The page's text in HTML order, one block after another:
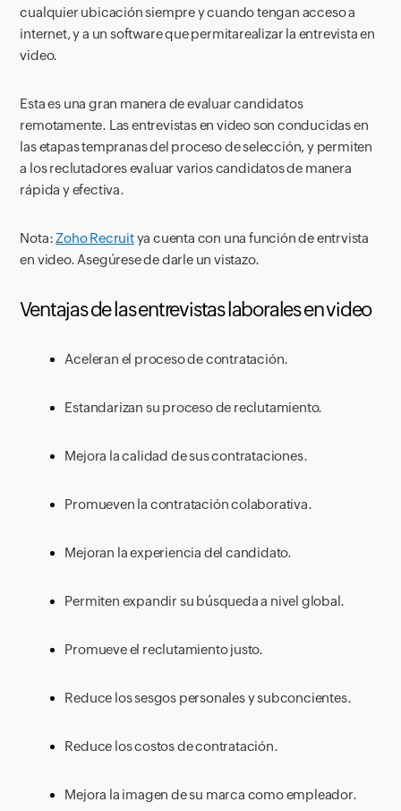
cualquier ubicación siempre y cuando tengan acceso a
internet, y a un software que permitarealizar la entrevista en
video.
Esta es una gran manera de evaluar candidatos
remotamente. Las entrevistas en video son conducidas en
las etapas tempranas del proceso de selección, y permiten
a los reclutadores evaluar varios candidatos de manera
rápida y efectiva.
Nota:Zoho Recruitya cuenta con una función de entrvista
en video. Asegúrese de darle un vistazo.
Ventajas de las entrevistas laborales en video
Aceleran el proceso de contratación.
Estandarizan su proceso de reclutamiento.
Mejora la calidad de sus contrataciones.
Promueven la contratación colaborativa.
Mejoran la experiencia del candidato.
Permiten expandir su búsqueda a nivel global.
Promueve el reclutamiento justo.
Reduce los sesgos personales y subconcientes.
Reduce los costos de contratación.
Mejora la imagen de su marca como empleador.